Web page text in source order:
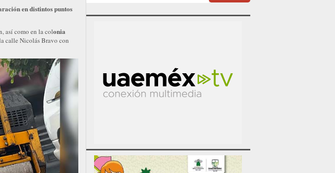
en distintos puntos
así como en la colonia
calle Nicolás Bravo con